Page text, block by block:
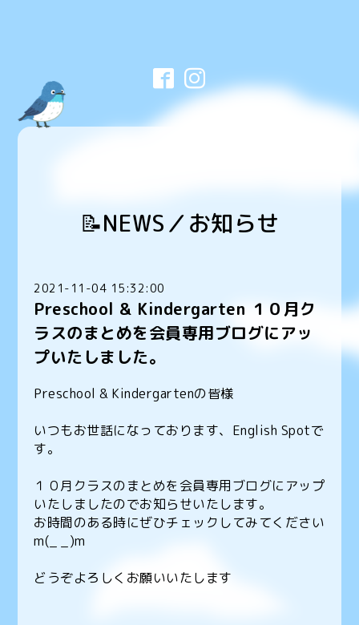
📝NEWS／お知らせ
2021-11-04 15:32:00
Preschool & Kindergarten １０月ク
ラスのまとめを会員専用ブログにアッ
プいたしました。
Preschool & Kindergartenの皆様
いつもお世話になっております、English Spotで
す。
１０月クラスのまとめを会員専用ブログにアップ
いたしましたのでお知らせいたします。
お時間のある時にぜひチェックしてみてください
m(_ _)m
どうぞよろしくお願いいたします